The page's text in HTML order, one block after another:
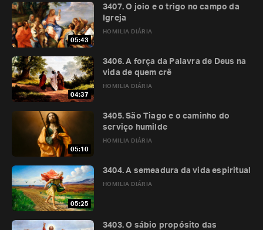
05:43
HOMILIA DIÁRIA
3407. O joio e o trigo no campo da
Igreja
04:37
HOMILIA DIÁRIA
3406. A força da Palavra de Deus na
vida de quem crê
05:10
HOMILIA DIÁRIA
3405. São Tiago e o caminho do
serviço humilde
05:25
HOMILIA DIÁRIA
3404. A semeadura da vida espiritual
3403. O sábio propósito das